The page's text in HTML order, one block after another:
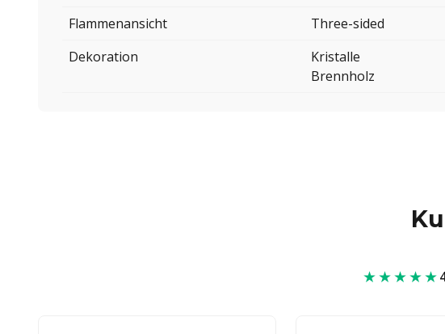
Flammenansicht
Three-sided
Dekoration
Kristalle
Brennholz
★★★★★